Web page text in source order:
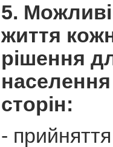
5.
життя
рішення
населення
сторін:
-